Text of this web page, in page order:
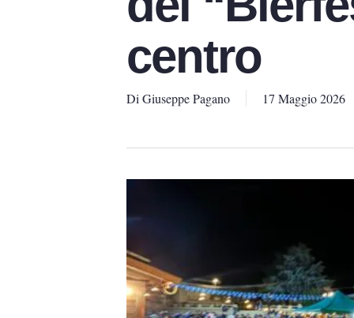
centro
Di Giuseppe Pagano 17 Maggio 2026